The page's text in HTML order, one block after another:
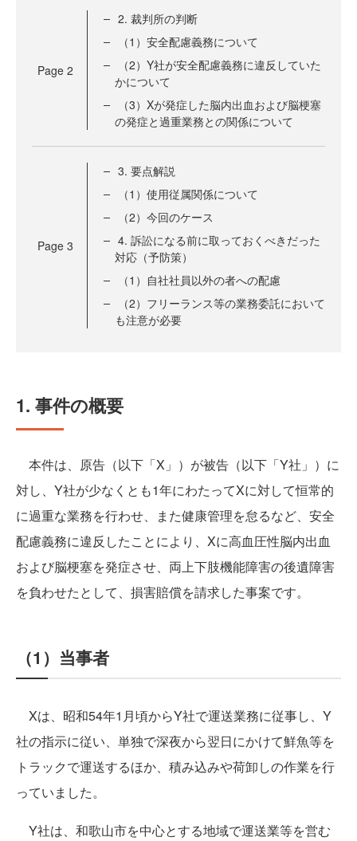
Page 2
2. 裁判所の判断
（1）安全配慮義務について
（2）Y社が安全配慮義務に違反していた
かについて
（3）Xが発症した脳内出血および脳梗塞
の発症と過重業務との関係について
Page 3
3. 要点解説
（1）使用従属関係について
（2）今回のケース
4. 訴訟になる前に取っておくべきだった
対応（予防策）
（1）自社社員以外の者への配慮
（2）フリーランス等の業務委託において
も注意が必要
1. 事件の概要
本件は、原告（以下「X」）が被告（以下「Y社」）に
対し、Y社が少なくとも1年にわたってXに対して恒常的
に過重な業務を行わせ、また健康管理を怠るなど、安全
配慮義務に違反したことにより、Xに高血圧性脳内出血
および脳梗塞を発症させ、両上下肢機能障害の後遺障害
を負わせたとして、損害賠償を請求した事案です。
（1）当事者
Xは、昭和54年1月頃からY社で運送業務に従事し、Y
社の指示に従い、単独で深夜から翌日にかけて鮮魚等を
トラックで運送するほか、積み込みや荷卸しの作業を行
っていました。
Y社は、和歌山市を中心とする地域で運送業等を営む